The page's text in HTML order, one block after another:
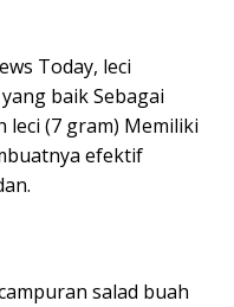
Today, leci
baik Sebagai
leci (7 gram) Memiliki
efektif
salad buah